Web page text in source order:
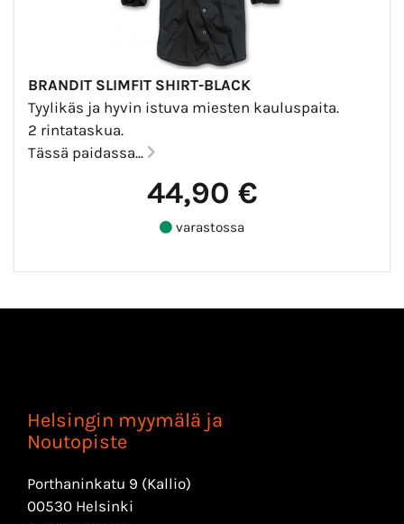
BRANDIT SLIMFIT SHIRT-BLACK
Tyylikäs ja hyvin istuva miesten kauluspaita.
2 rintataskua.
Tässä paidassa...
44,90 €
varastossa
Helsingin myymälä ja
Noutopiste
Porthaninkatu 9 (Kallio)
00530 Helsinki